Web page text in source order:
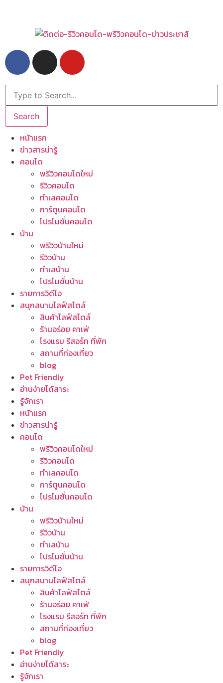
Search
หน้าแรก
ข่าวสารน่ารู้
คอนโด
พรีวิวคอนโดใหม่
รีวิวคอนโด
ทำเลคอนโด
การ์ตูนคอนโด
โปรโมชั่นคอนโด
บ้าน
พรีวิวบ้านใหม่
รีวิวบ้าน
ทำเลบ้าน
โปรโมชั่นบ้าน
รายการวิดีโอ
สนุกสนานไลฟ์สไตล์
สินค้าไลฟ์สไตล์
ร้านอร่อย คาเฟ่
โรงแรม รีสอร์ท ที่พัก
สถานที่ท่องเที่ยว
blog
Pet Friendly
อ่านง่ายได้สาระ
รู้จักเรา
หน้าแรก
ข่าวสารน่ารู้
คอนโด
พรีวิวคอนโดใหม่
รีวิวคอนโด
ทำเลคอนโด
การ์ตูนคอนโด
โปรโมชั่นคอนโด
บ้าน
พรีวิวบ้านใหม่
รีวิวบ้าน
ทำเลบ้าน
โปรโมชั่นบ้าน
รายการวิดีโอ
สนุกสนานไลฟ์สไตล์
สินค้าไลฟ์สไตล์
ร้านอร่อย คาเฟ่
โรงแรม รีสอร์ท ที่พัก
สถานที่ท่องเที่ยว
blog
Pet Friendly
อ่านง่ายได้สาระ
รู้จักเรา